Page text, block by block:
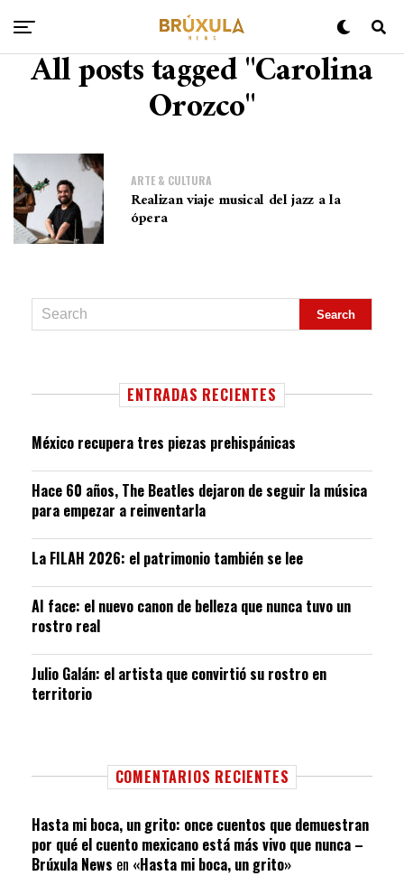
All posts tagged "Carolina
Orozco"
ARTE & CULTURA
Realizan viaje musical del jazz a la
ópera
ENTRADAS RECIENTES
México recupera tres piezas prehispánicas
Hace 60 años, The Beatles dejaron de seguir la música
para empezar a reinventarla
La FILAH 2026: el patrimonio también se lee
AI face: el nuevo canon de belleza que nunca tuvo un
rostro real
Julio Galán: el artista que convirtió su rostro en
territorio
COMENTARIOS RECIENTES
Hasta mi boca, un grito: once cuentos que demuestran
por qué el cuento mexicano está más vivo que nunca –
Brúxula News en «Hasta mi boca, un grito»